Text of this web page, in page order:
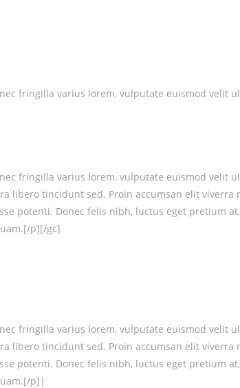
fringilla varius lorem, vulputate euismod velit
fringilla varius lorem, vulputate euismod velit
libero tincidunt sed. Proin accumsan elit
potenti. Donec felis nibh, luctus eget pretium
p][/gc]
fringilla varius lorem, vulputate euismod velit
libero tincidunt sed. Proin accumsan elit
potenti. Donec felis nibh, luctus eget pretium
p]|